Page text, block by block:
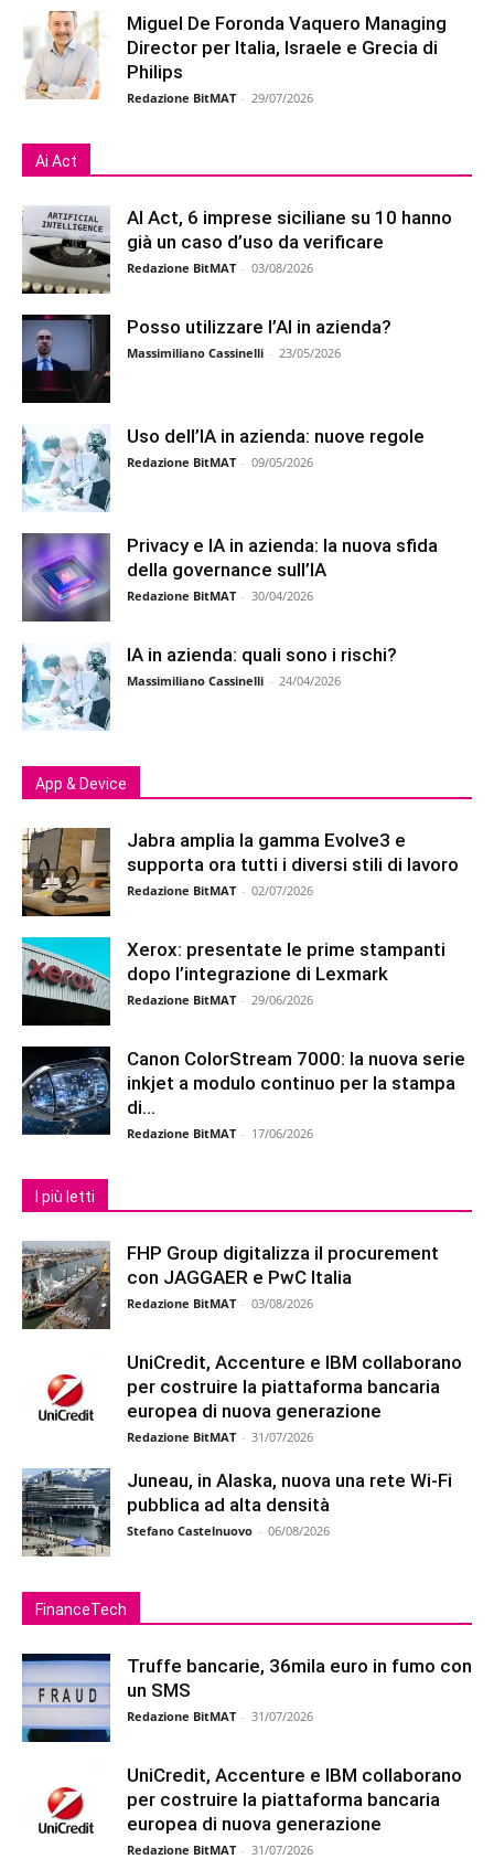
Miguel De Foronda Vaquero Managing
Director per Italia, Israele e Grecia di
Philips
Redazione BitMAT - 29/07/2026
Ai Act
AI Act, 6 imprese siciliane su 10 hanno
già un caso d’uso da verificare
Redazione BitMAT - 03/08/2026
Posso utilizzare l’AI in azienda?
Massimiliano Cassinelli - 23/05/2026
Uso dell’IA in azienda: nuove regole
Redazione BitMAT - 09/05/2026
Privacy e IA in azienda: la nuova sfida
della governance sull’IA
Redazione BitMAT - 30/04/2026
IA in azienda: quali sono i rischi?
Massimiliano Cassinelli - 24/04/2026
App & Device
Jabra amplia la gamma Evolve3 e
supporta ora tutti i diversi stili di lavoro
Redazione BitMAT - 02/07/2026
Xerox: presentate le prime stampanti
dopo l’integrazione di Lexmark
Redazione BitMAT - 29/06/2026
Canon ColorStream 7000: la nuova serie
inkjet a modulo continuo per la stampa
di...
Redazione BitMAT - 17/06/2026
I più letti
FHP Group digitalizza il procurement
con JAGGAER e PwC Italia
Redazione BitMAT - 03/08/2026
UniCredit, Accenture e IBM collaborano
per costruire la piattaforma bancaria
europea di nuova generazione
Redazione BitMAT - 31/07/2026
Juneau, in Alaska, nuova una rete Wi-Fi
pubblica ad alta densità
Stefano Castelnuovo - 06/08/2026
FinanceTech
Truffe bancarie, 36mila euro in fumo con
un SMS
Redazione BitMAT - 31/07/2026
UniCredit, Accenture e IBM collaborano
per costruire la piattaforma bancaria
europea di nuova generazione
Redazione BitMAT - 31/07/2026